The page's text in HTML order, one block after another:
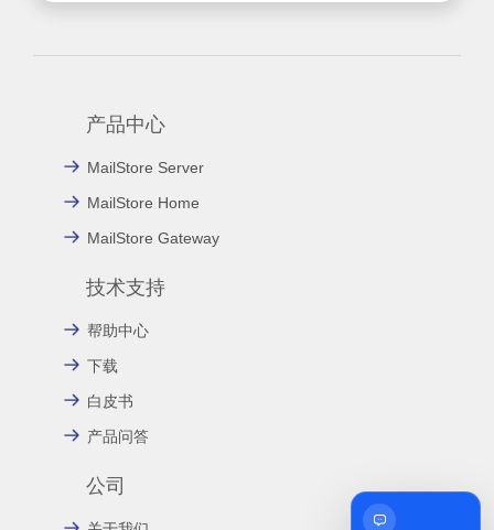
产品中心
MailStore Server
MailStore Home
MailStore Gateway
技术支持
帮助中心
下载
白皮书
产品问答
公司